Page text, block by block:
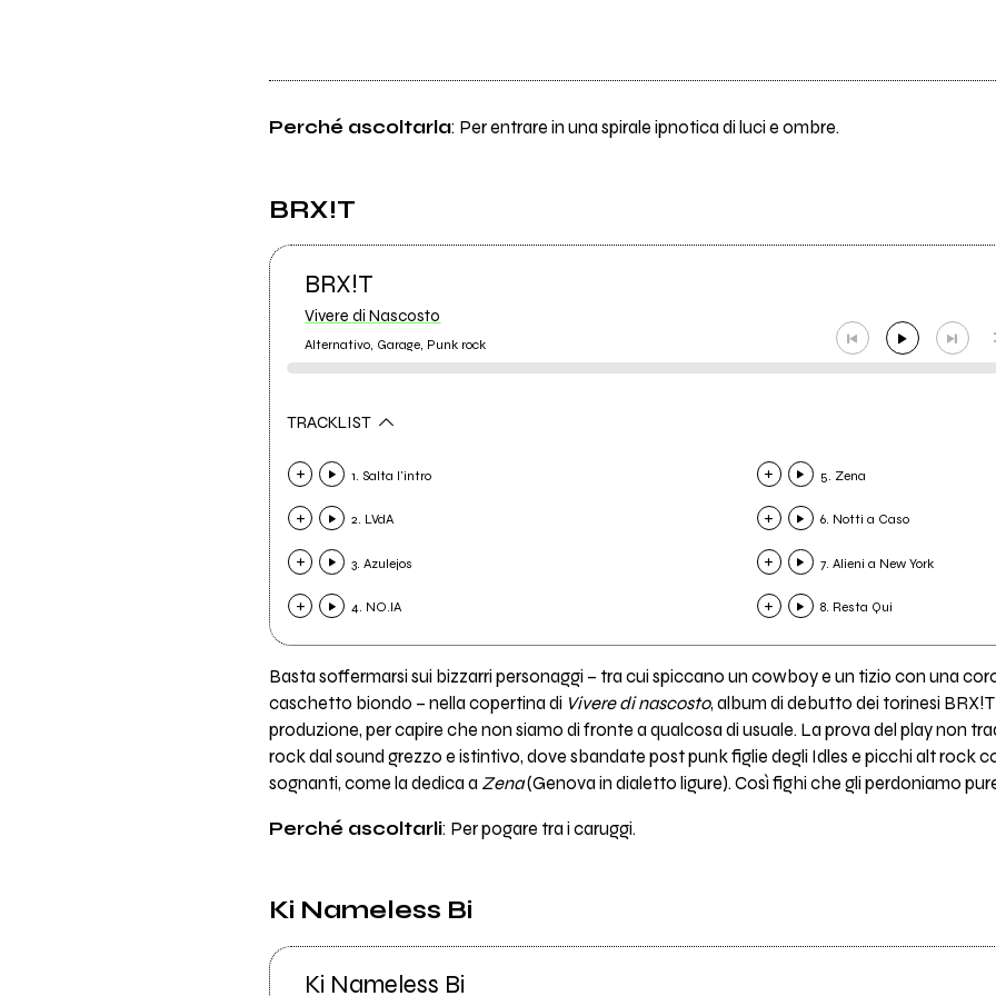
Perché ascoltarla: Per entrare in una spirale ipnotica di luci e ombre.
BRX!T
BRX!T
Vivere di Nascosto
Alternativo, Garage, Punk rock
TRACKLIST
1. Salta l'intro
2. LVdA
3. Azulejos
4. NO.IA
5. Zena
6. Notti a Caso
7. Alieni a New York
8. Resta Qui
Basta soffermarsi sui bizzarri personaggi – tra cui spiccano un cowboy e un tizio con una
caschetto biondo – nella copertina di Vivere di nascosto, album di debutto dei torinesi
produzione, per capire che non siamo di fronte a qualcosa di usuale. La prova del play non
rock dal sound grezzo e istintivo, dove sbandate post punk figlie degli Idles e picchi alt rock
sognanti, come la dedica a Zena(Genova in dialetto ligure). Così fighi che gli perdoniamo
Perché ascoltarli: Per pogare tra i caruggi.
Ki Nameless Bi
Ki Nameless Bi